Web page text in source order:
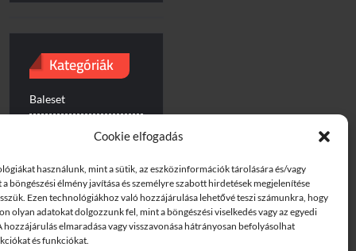
Cookie elfogadás
használunk, mint a sütik, az eszközinformációk tárolására és/vagy
a böngészési élmény javítása és személyre szabott hirdetések megjelenítése
Ezen technológiákhoz való hozzájárulása lehetővé teszi számunkra, hogy
olyan adatokat dolgozzunk fel, mint a böngészési viselkedés vagy az egyedi
hozzájárulás elmaradása vagy visszavonása hátrányosan befolyásolhat
és funkciókat.
Kategóriák
Baleset
Útinform